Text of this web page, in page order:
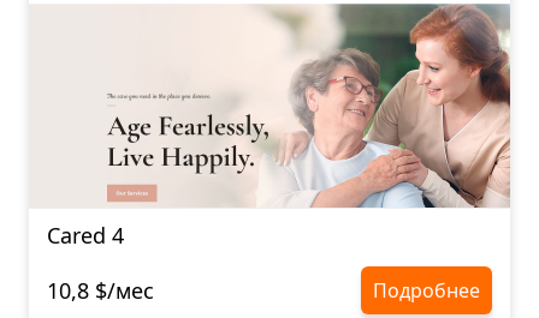
Cared 4
10,8 $/мес
Подробнее